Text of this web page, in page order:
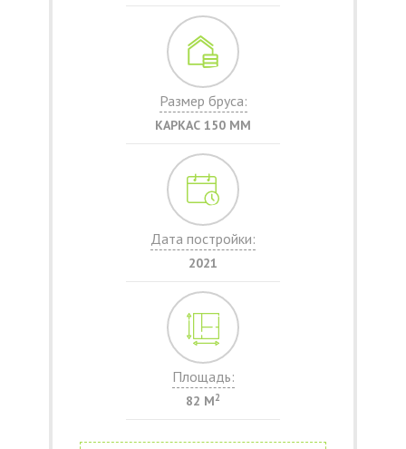
Размер бруса:
КАРКАС 150 ММ
Дата постройки:
2021
Площадь:
82 М2